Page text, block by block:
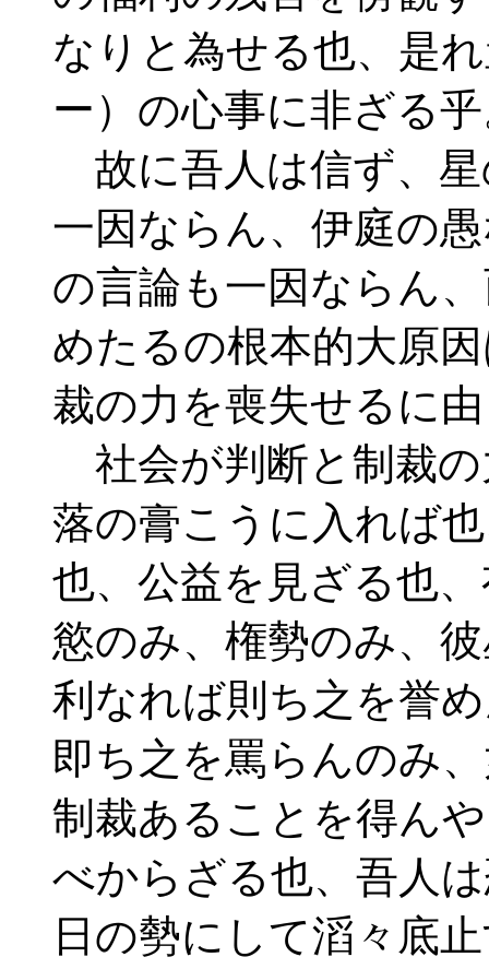
なりと為せる也、是
ー）の心事に非ざる
故に吾人は信ず、星
一因ならん、伊庭の
の言論も一因ならん
めたるの根本的大原
裁の力を喪失せるに
社会が判断と制裁の
落の膏こうに入れば
也、公益を見ざる也
慾のみ、権勢のみ、
利なれば則ち之を誉
即ち之を罵らんのみ
制裁あることを得ん
べからざる也、吾人
日の勢にして滔々底